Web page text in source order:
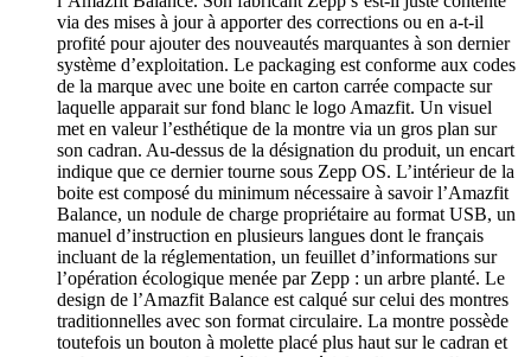
via des mises à jour à apporter des corrections ou en a-t-il
profité pour ajouter des nouveautés marquantes à son dernier
système d’exploitation. Le packaging est conforme aux codes
de la marque avec une boite en carton carrée compacte sur
laquelle apparait sur fond blanc le logo Amazfit. Un visuel
met en valeur l’esthétique de la montre via un gros plan sur
son cadran. Au-dessus de la désignation du produit, un encart
indique que ce dernier tourne sous Zepp OS. L’intérieur de la
boite est composé du minimum nécessaire à savoir l’Amazfit
Balance, un nodule de charge propriétaire au format USB, un
manuel d’instruction en plusieurs langues dont le français
incluant de la réglementation, un feuillet d’informations sur
l’opération écologique menée par Zepp : un arbre planté. Le
design de l’Amazfit Balance est calqué sur celui des montres
traditionnelles avec son format circulaire. La montre possède
toutefois un bouton à molette placé plus haut sur le cadran et